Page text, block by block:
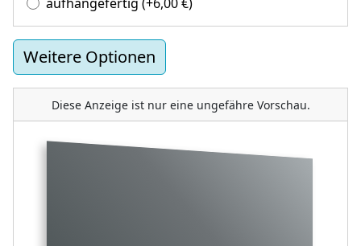
Weitere Optionen
Diese Anzeige ist nur eine ungefähre Vorschau.